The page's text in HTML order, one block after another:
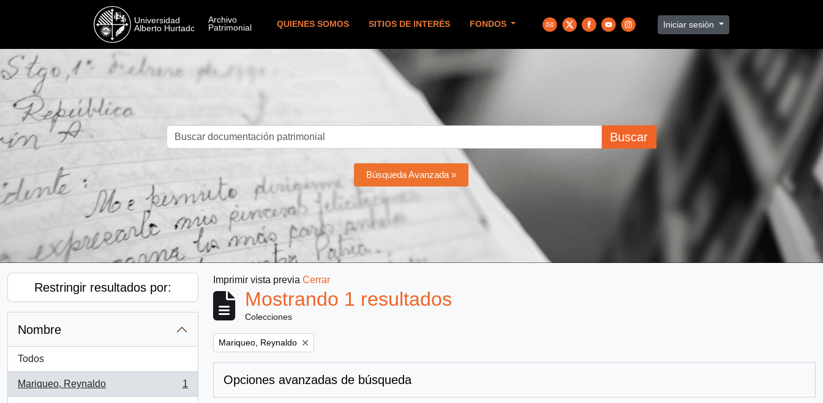
QUIENES SOMOS SITIOS DE INTERÉS FONDOS Iniciar sesión
Buscar
Búsqueda Avanzada »
Restringir resultados por:
Nombre
Todos
Mariqueo, Reynaldo
, 1 resultados
1
Imprimir vista previa Cerrar
Mostrando 1 resultados
Colecciones
Remove filter:
Mariqueo, Reynaldo
Opciones avanzadas de búsqueda